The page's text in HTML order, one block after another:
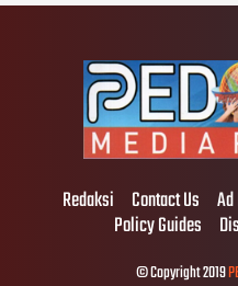
Redaksi Contact Us
Policy Guides
© Copyright 2019